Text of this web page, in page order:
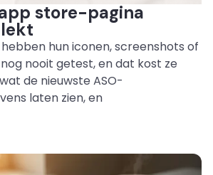
store-pagina
hun iconen, screenshots of
nooit getest, en dat kost ze
de nieuwste ASO-
laten zien, en